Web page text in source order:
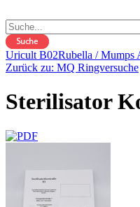
Uricult B02Rubella / Mumps
Zurück zu: MQ Ringversuche
Sterilisator